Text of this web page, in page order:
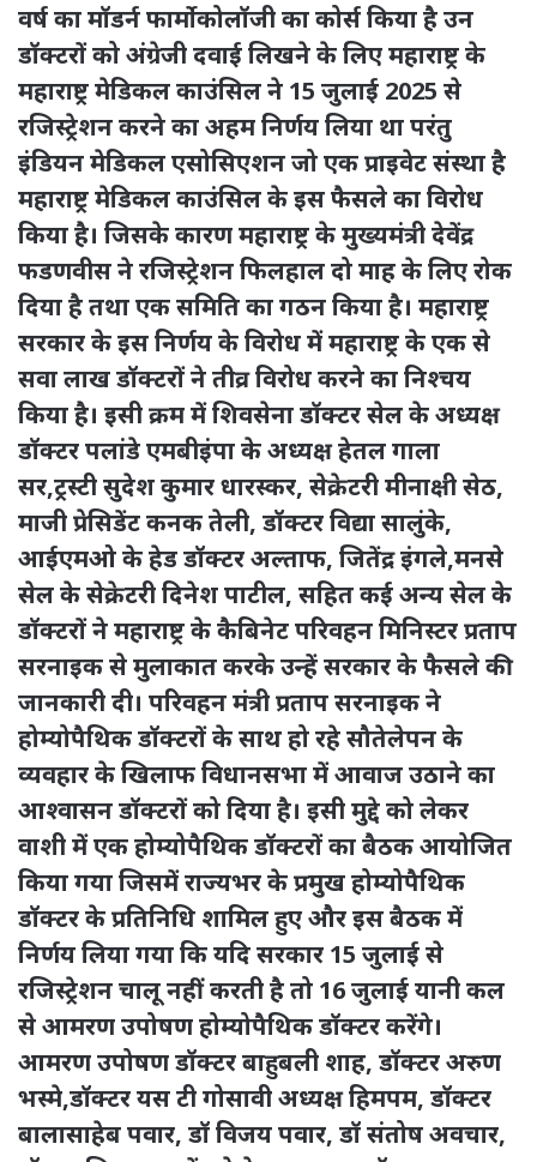
वर्ष का मॉडर्न फार्मोकोलॉजी का कोर्स किया है उन
डॉक्टरों को अंग्रेजी दवाई लिखने के लिए महाराष्ट्र के
महाराष्ट्र मेडिकल काउंसिल ने 15 जुलाई 2025 से
रजिस्ट्रेशन करने का अहम निर्णय लिया था परंतु
इंडियन मेडिकल एसोसिएशन जो एक प्राइवेट संस्था है
महाराष्ट्र मेडिकल काउंसिल के इस फैसले का विरोध
किया है। जिसके कारण महाराष्ट्र के मुख्यमंत्री देवेंद्र
फडणवीस ने रजिस्ट्रेशन फिलहाल दो माह के लिए रोक
दिया है तथा एक समिति का गठन किया है। महाराष्ट्र
सरकार के इस निर्णय के विरोध में महाराष्ट्र के एक से
सवा लाख डॉक्टरों ने तीव्र विरोध करने का निश्चय
किया है। इसी क्रम में शिवसेना डॉक्टर सेल के अध्यक्ष
डॉक्टर पलांडे एमबीइंपा के अध्यक्ष हेतल गाला
सर,ट्रस्टी सुदेश कुमार धारस्कर, सेक्रेटरी मीनाक्षी सेठ,
माजी प्रेसिडेंट कनक तेली, डॉक्टर विद्या सालुंके,
आईएमओ के हेड डॉक्टर अल्ताफ, जितेंद्र इंगले,मनसे
सेल के सेक्रेटरी दिनेश पाटील, सहित कई अन्य सेल के
डॉक्टरों ने महाराष्ट्र के कैबिनेट परिवहन मिनिस्टर प्रताप
सरनाइक से मुलाकात करके उन्हें सरकार के फैसले की
जानकारी दी। परिवहन मंत्री प्रताप सरनाइक ने
होम्योपैथिक डॉक्टरों के साथ हो रहे सौतेलेपन के
व्यवहार के खिलाफ विधानसभा में आवाज उठाने का
आश्वासन डॉक्टरों को दिया है। इसी मुद्दे को लेकर
वाशी में एक होम्योपैथिक डॉक्टरों का बैठक आयोजित
किया गया जिसमें राज्यभर के प्रमुख होम्योपैथिक
डॉक्टर के प्रतिनिधि शामिल हुए और इस बैठक में
निर्णय लिया गया कि यदि सरकार 15 जुलाई से
रजिस्ट्रेशन चालू नहीं करती है तो 16 जुलाई यानी कल
से आमरण उपोषण होम्योपैथिक डॉक्टर करेंगे।
आमरण उपोषण डॉक्टर बाहुबली शाह, डॉक्टर अरुण
भस्मे,डॉक्टर यस टी गोसावी अध्यक्ष हिमपम, डॉक्टर
बालासाहेब पवार, डॉ विजय पवार, डॉ संतोष अवचार,